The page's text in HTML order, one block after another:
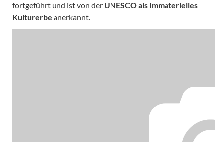
fortgeführt und ist von der UNESCO als Immaterielles
Kulturerbe anerkannt.